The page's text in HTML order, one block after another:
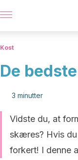
Kost
De
3 minutter
Vidste du, at
skæres? Hvis
forkert! I denne